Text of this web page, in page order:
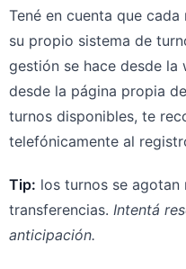
Tené en cuenta que
su propio sistema de
gestión se hace desde la
desde la página propia
turnos disponibles, te
telefónicamente al
Tip: los turnos se
transferencias. Intentá
anticipación.